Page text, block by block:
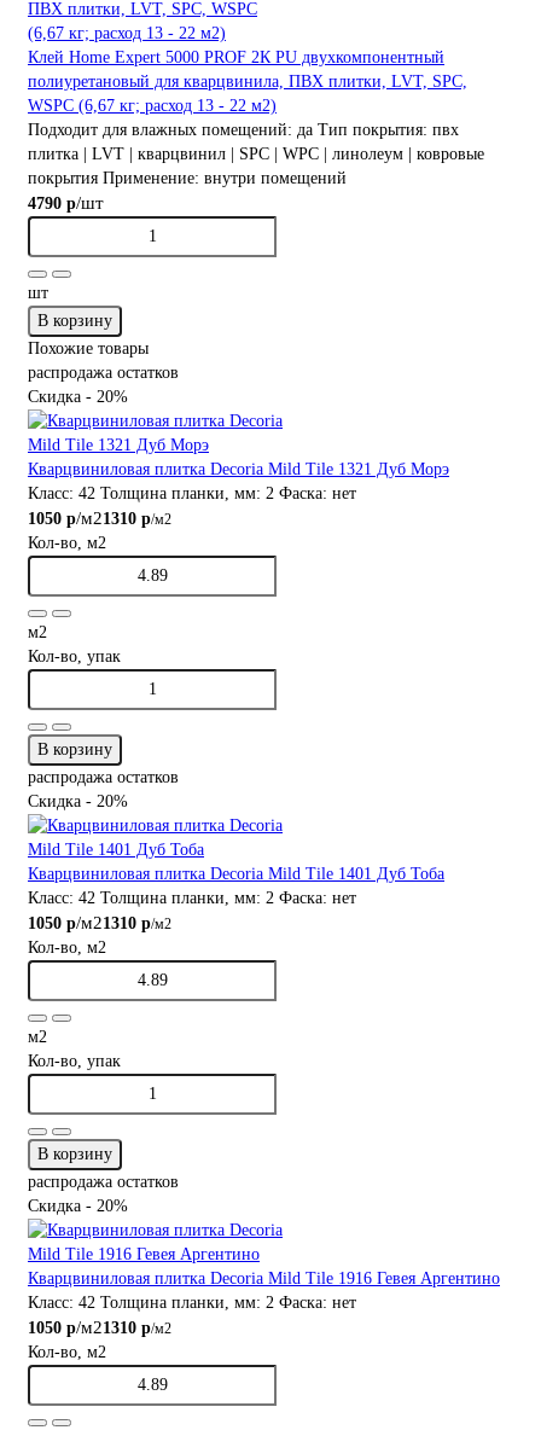
Клей Home Expert 5000 PROF 2К PU двухкомпонентный
полиуретановый для кварцвинила, ПВХ плитки, LVT, SPC,
WSPС (6,67 кг; расход 13 - 22 м2)
Подходит для влажных помещений: да Тип покрытия: пвх
плитка | LVT | кварцвинил | SPC | WPC | линолеум | ковровые
покрытия Применение: внутри помещений
4790 р/шт
шт
В корзину
Похожие товары
распродажа остатков
Скидка - 20%
Кварцвиниловая плитка Decoria Mild Tile 1321 Дуб Морэ
Класс: 42 Толщина планки, мм: 2 Фаска: нет
1050 р/м21310 р/м2
Кол-во, м2
м2
Кол-во, упак
В корзину
распродажа остатков
Скидка - 20%
Кварцвиниловая плитка Decoria Mild Tile 1401 Дуб Тоба
Класс: 42 Толщина планки, мм: 2 Фаска: нет
1050 р/м21310 р/м2
Кол-во, м2
м2
Кол-во, упак
В корзину
распродажа остатков
Скидка - 20%
Кварцвиниловая плитка Decoria Mild Tile 1916 Гевея Аргентино
Класс: 42 Толщина планки, мм: 2 Фаска: нет
1050 р/м21310 р/м2
Кол-во, м2